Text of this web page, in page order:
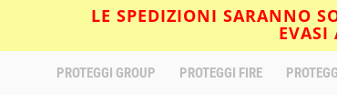
LE SPEDIZIONI SARANNO
PROTEGGI GROUP PROTEGGI FIRE